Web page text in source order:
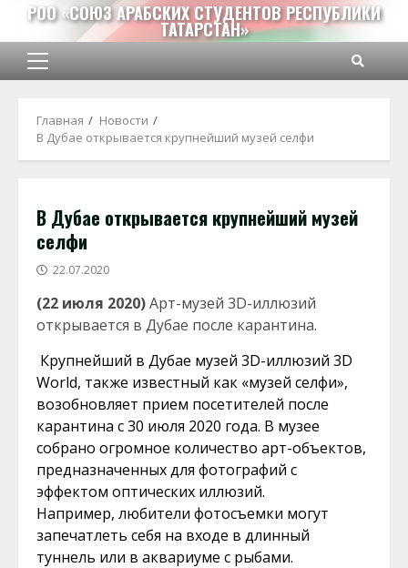
Перейти
содержимому
РОО «СОЮЗ АРАБСКИХ СТУДЕНТОВ РЕСПУБЛИКИ
ТАТАРСТАН»
Основное
Главная
Новости
В Дубае открывается крупнейший музей селфи
В Дубае открывается крупнейший музей
селфи
22.07.2020
(22 июля 2020)Арт-музей 3D-иллюзий
открывается в Дубае после карантина.
Крупнейший в Дубае музей 3D-иллюзий 3D
World, также известный как «музей селфи»,
возобновляет прием посетителей после
карантина с 30 июля 2020 года. В музее
собрано огромное количество арт-объектов,
предназначенных для фотографий с
эффектом оптических иллюзий.
Например, любители фотосъемки могут
запечатлеть себя на входе в длинный
туннель или в аквариуме с рыбами.